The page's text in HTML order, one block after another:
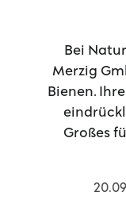
Bei
Merzig
Bienen.
Großes